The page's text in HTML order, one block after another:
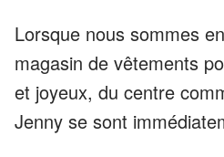
Lorsque nous sommes
magasin de vêtements
et joyeux, du centre
Jenny se sont